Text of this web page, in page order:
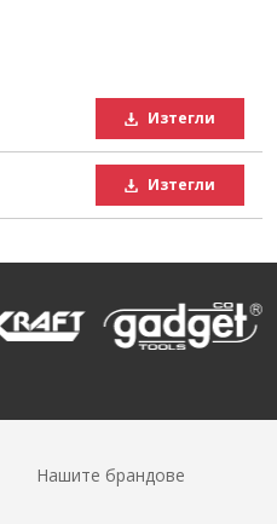
Изтегли
Изтегли
Нашите брандове